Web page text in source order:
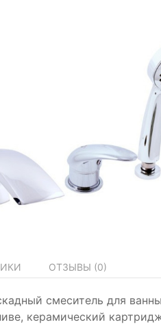
ОТЗЫВЫ (0)
смеситель для
керамический